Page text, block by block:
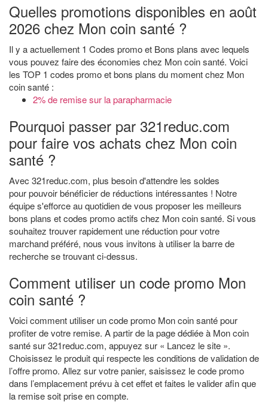
Quelles promotions disponibles en août
2026 chez Mon coin santé ?
Il y a actuellement 1 Codes promo et Bons plans avec lequels
vous pouvez faire des économies chez Mon coin santé. Voici
les TOP 1 codes promo et bons plans du moment chez Mon
coin santé :
2% de remise sur la parapharmacie
Pourquoi passer par 321reduc.com
pour faire vos achats chez Mon coin
santé ?
Avec 321reduc.com, plus besoin d'attendre les soldes
pour pouvoir bénéficier de réductions intéressantes ! Notre
équipe s'efforce au quotidien de vous proposer les meilleurs
bons plans et codes promo actifs chez Mon coin santé. Si vous
souhaitez trouver rapidement une réduction pour votre
marchand préféré, nous vous invitons à utiliser la barre de
recherche se trouvant ci-dessus.
Comment utiliser un code promo Mon
coin santé ?
Voici comment utiliser un code promo Mon coin santé pour
profiter de votre remise. A partir de la page dédiée à Mon coin
santé sur 321reduc.com, appuyez sur « Lancez le site ».
Choisissez le produit qui respecte les conditions de validation de
l’offre promo. Allez sur votre panier, saisissez le code promo
dans l’emplacement prévu à cet effet et faites le valider afin que
la remise soit prise en compte.